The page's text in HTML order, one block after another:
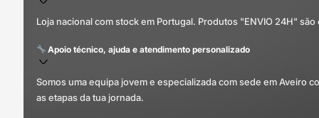
Loja nacional com stock em Portugal. Produtos "ENVIO 24H"
Apoio técnico, ajuda e atendimento personalizado
Somos uma equipa jovem e especializada com sede em Aveiro
as etapas da tua jornada.